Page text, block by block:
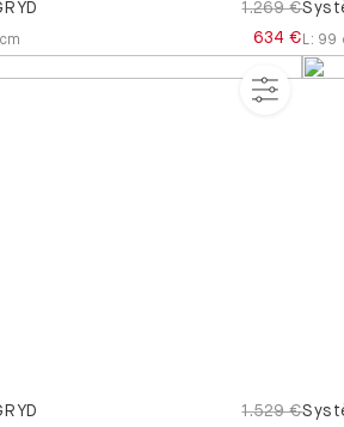
1.269 €
634 €
cm L: 99
1.529 €